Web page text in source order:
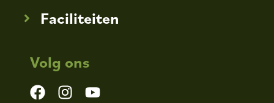
Faciliteiten
Volg ons